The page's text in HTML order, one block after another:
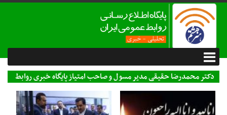
دکتر محمدرضا حقیقی مدیر مسول و صاحب امتیاز پایگاه خبری روابط
عمومی هنر هشتم